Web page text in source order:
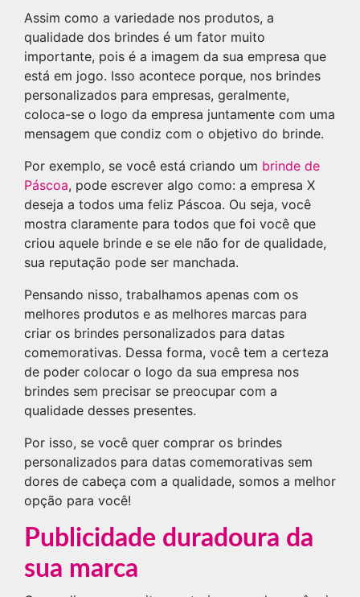
Assim como a variedade nos produtos, a
qualidade dos brindes é um fator muito
importante, pois é a imagem da sua empresa que
está em jogo. Isso acontece porque, nos brindes
personalizados para empresas, geralmente,
coloca-se o logo da empresa juntamente com uma
mensagem que condiz com o objetivo do brinde.
Por exemplo, se você está criando um brinde de
Páscoa, pode escrever algo como: a empresa X
deseja a todos uma feliz Páscoa. Ou seja, você
mostra claramente para todos que foi você que
criou aquele brinde e se ele não for de qualidade,
sua reputação pode ser manchada.
Pensando nisso, trabalhamos apenas com os
melhores produtos e as melhores marcas para
criar os brindes personalizados para datas
comemorativas. Dessa forma, você tem a certeza
de poder colocar o logo da sua empresa nos
brindes sem precisar se preocupar com a
qualidade desses presentes.
Por isso, se você quer comprar os brindes
personalizados para datas comemorativas sem
dores de cabeça com a qualidade, somos a melhor
opção para você!
Publicidade duradoura da
sua marca